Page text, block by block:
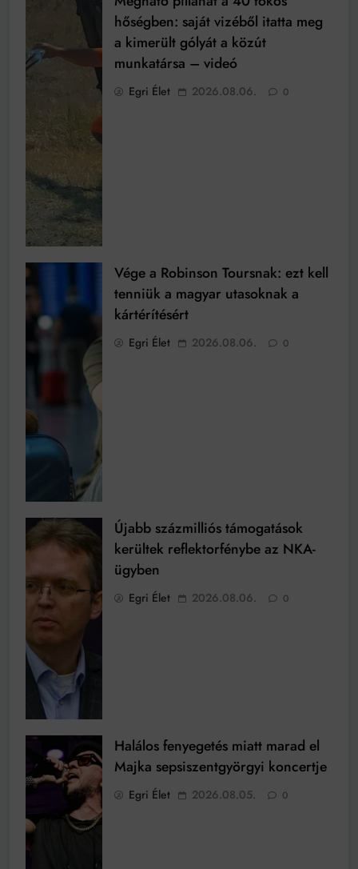
hőségben: saját vizéből itatta meg
a kimerült gólyát a közút
munkatársa – videó
Egri Élet 2026.08.06. 0
Vége a Robinson Toursnak: ezt kell
tenniük a magyar utasoknak a
kártérítésért
Egri Élet 2026.08.06. 0
Újabb százmilliós támogatások
kerültek reflektorfénybe az NKA-
ügyben
Egri Élet 2026.08.06. 0
Halálos fenyegetés miatt marad el
Majka sepsiszentgyörgyi koncertje
Egri Élet 2026.08.05. 0